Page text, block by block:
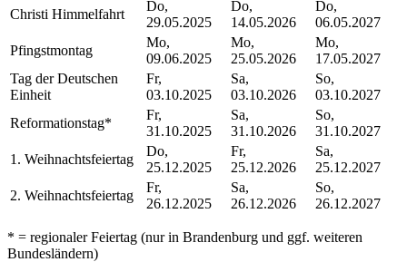
Christi Himmelfahrt
Do,
29.05.2025
Do,
14.05.2026
Do,
06.05.2027
Pfingstmontag
Mo,
09.06.2025
Mo,
25.05.2026
Mo,
17.05.2027
Tag der Deutschen
Einheit
Fr,
03.10.2025
Sa,
03.10.2026
So,
03.10.2027
Reformationstag*
Fr,
31.10.2025
Sa,
31.10.2026
So,
31.10.2027
1. Weihnachtsfeiertag
Do,
25.12.2025
Fr,
25.12.2026
Sa,
25.12.2027
2. Weihnachtsfeiertag
Fr,
26.12.2025
Sa,
26.12.2026
So,
26.12.2027
* = regionaler Feiertag (nur in Brandenburg und ggf. weiteren
Bundesländern)